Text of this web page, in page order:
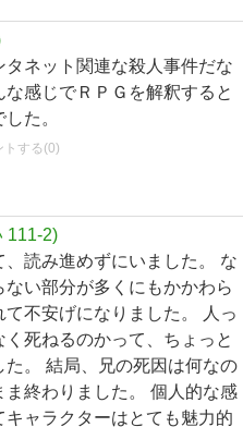
タネット関連な殺人事件だな
な感じでＲＰＧを解釈すると
た。
トする(0)
111-2)
読み進めずにいました。 な
ない部分が多くにもかかわら
不安げになりました。 人っ
死ねるのかって、ちょっと
。 結局、兄の死因は何なの
終わりました。 個人的な感
ャラクターはとても魅力的